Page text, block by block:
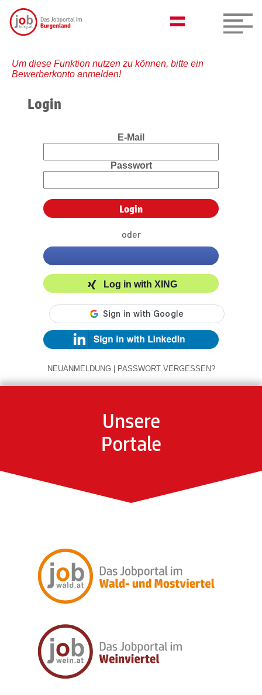
Um diese Funktion nutzen zu können, bitte ein
Bewerberkonto anmelden!
Login
E-Mail
Passwort
oder
Log in with XING
NEUANMELDUNG | PASSWORT VERGESSEN?
Unsere
Portale